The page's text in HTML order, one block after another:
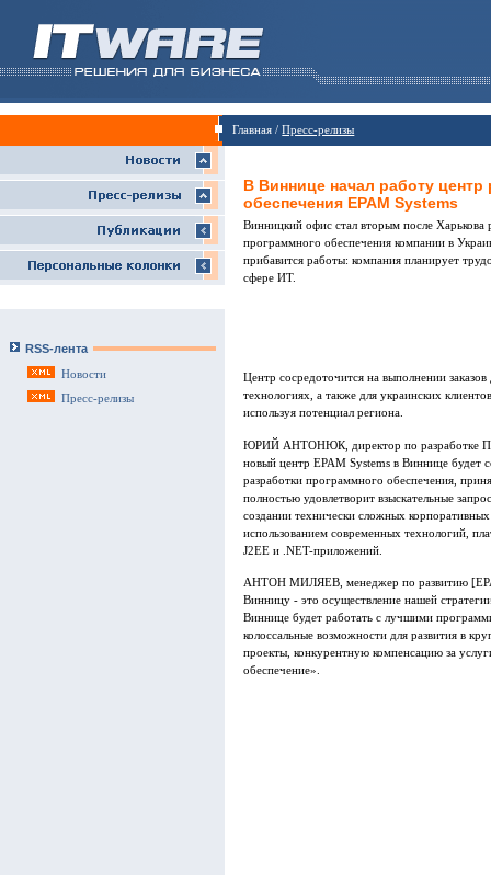
Главная /Пресс-релизы
RSS-лента
Новости
Пресс-релизы
В Виннице начал работу центр
обеспечения EPAM Systems
Винницкий офис стал вторым после Харькова
программного обеспечения компании в
прибавится работы: компания планирует
сфере ИТ.
Центр сосредоточится на выполнении
технологиях, а также для украинских
используя потенциал региона.
ЮРИЙ АНТОНЮК, директор по разработке ПО
новый центр EPAM Systems в Виннице будет
разработки программного обеспечения,
полностью удовлетворит взыскательные
создании технически сложных
использованием современных технологий,
J2EE и .NET-приложений.
АНТОН МИЛЯЕВ, менеджер по развитию
Винницу - это осуществление нашей
Виннице будет работать с лучшими
колоссальные возможности для развития в
проекты, конкурентную компенсацию за
обеспечение».